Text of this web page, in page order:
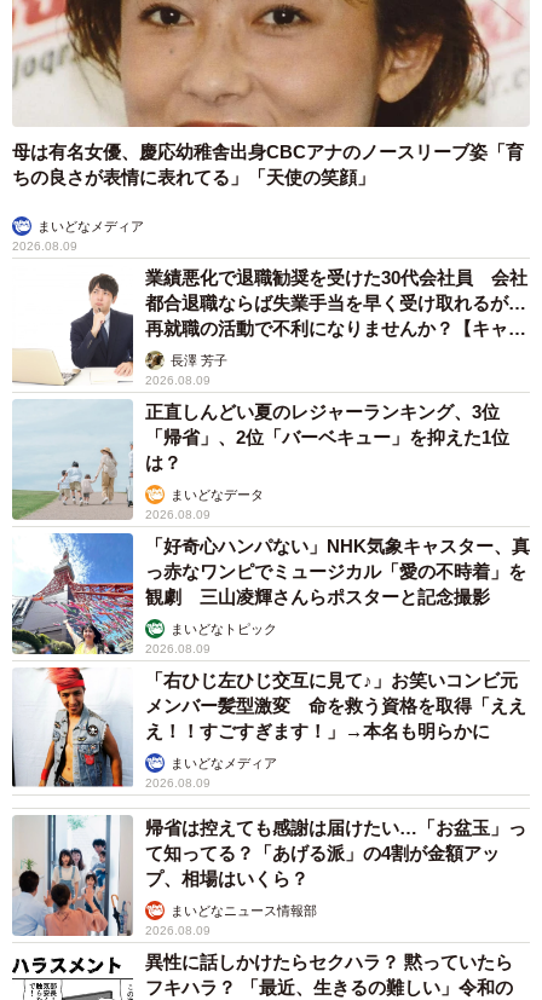
母は有名女優、慶応幼稚舎出身CBCアナのノースリーブ姿「育
ちの良さが表情に表れてる」「天使の笑顔」
まいどなメディア
2026.08.09
業績悪化で退職勧奨を受けた30代会社員 会社
都合退職ならば失業手当を早く受け取れるが…
再就職の活動で不利になりませんか？【キャリ
アカウンセラーが解説】
長澤 芳子
2026.08.09
正直しんどい夏のレジャーランキング、3位
「帰省」、2位「バーベキュー」を抑えた1位
は？
まいどなデータ
2026.08.09
「好奇心ハンパない」NHK気象キャスター、真
っ赤なワンピでミュージカル「愛の不時着」を
観劇 三山凌輝さんらポスターと記念撮影
まいどなトピック
2026.08.09
「右ひじ左ひじ交互に見て♪」お笑いコンビ元
メンバー髪型激変 命を救う資格を取得「ええ
え！！すごすぎます！」→本名も明らかに
まいどなメディア
2026.08.09
帰省は控えても感謝は届けたい…「お盆玉」っ
て知ってる？「あげる派」の4割が金額アッ
プ、相場はいくら？
まいどなニュース情報部
2026.08.09
異性に話しかけたらセクハラ？ 黙っていたら
フキハラ？ 「最近、生きるの難しい」令和の